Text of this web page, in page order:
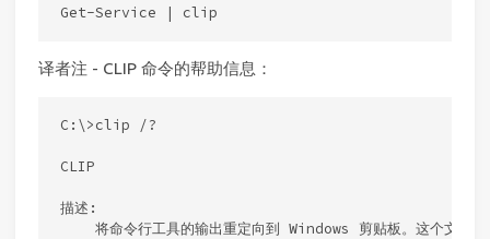
译者注 - CLIP 命令的帮助信息：
C:\>clip /?
CLIP
描述:
将命令行工具的输出重定向到 Windows 剪贴板。这个文本输